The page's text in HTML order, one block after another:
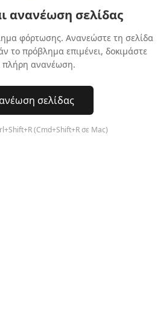
ανανέωση σελίδας
φόρτωσης. Ανανεώστε τη σελίδα
το πρόβλημα επιμένει, δοκιμάστε
πλήρη ανανέωση.
σελίδας
(Cmd+Shift+R σε Mac)